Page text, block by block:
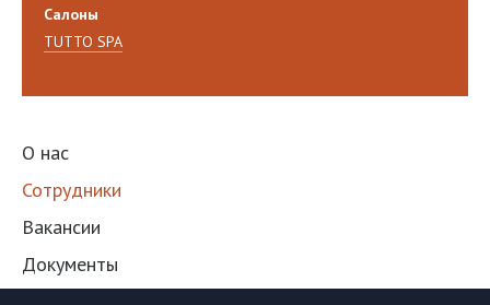
Салоны
TUTTO SPA
О нас
Сотрудники
Вакансии
Документы